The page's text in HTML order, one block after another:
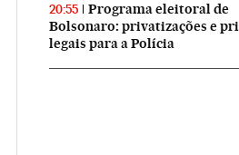
20:55
Programa eleitoral de
Bolsonaro: privatizações e
legais para a Polícia